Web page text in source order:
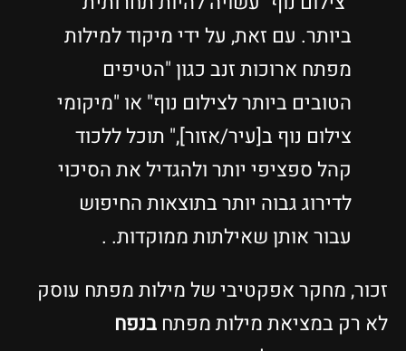
ביותר. עם זאת, על ידי מיקוד למילות
מפתח ארוכות זנב כגון "הטיפים
הטובים ביותר לצילום נוף" או "מיקומי
צילום נוף ב[עיר/אזור]," תוכל ללכוד
קהל ספציפי יותר ולהגדיל את הסיכוי
לדירוג גבוה יותר בתוצאות החיפוש
עבור אותן שאילתות ממוקדות. .
זכור, מחקר אפקטיבי של מילות מפתח עוסק
לא רק במציאת מילות מפתח בנפח